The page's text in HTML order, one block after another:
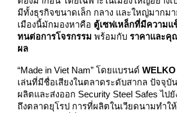
มีทั้งธุรกิจขนาดเล็ก กลาง และใหญ่มากม
เมืองนี้มักมองหาคือ ตู้เซฟเหล็กที่มีความแ
ทนต่อการโจรกรรม พร้อมกับราคาและคุ
ผล
“Made in Viet Nam” โดยแบรนด์
เล่นที่มีชื่อเสียงในตลาดระดับสากล ปัจจุบั
ผลิตและส่งออก Security Steel Safes ไป
ถึงตลาดยุโรป การที่ผลิตในเวียดนามทำใ